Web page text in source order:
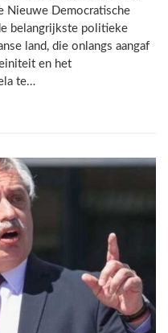
Nieuwe Democratische
belangrijkste politieke
land, die onlangs aangaf
en het
te…